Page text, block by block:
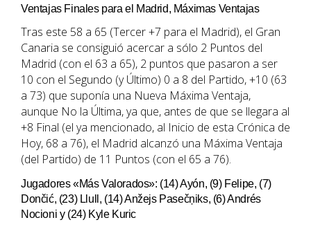
Ventajas Finales para el Madrid, Máximas Ventajas
Tras este 58 a 65 (Tercer +7 para el Madrid), el Gran
Canaria se consiguió acercar a sólo 2 Puntos del
Madrid (con el 63 a 65), 2 puntos que pasaron a ser
10 con el Segundo (y Último) 0 a 8 del Partido, +10 (63
a 73) que suponía una Nueva Máxima Ventaja,
aunque No la Última, ya que, antes de que se llegara al
+8 Final (el ya mencionado, al Inicio de esta Crónica de
Hoy, 68 a 76), el Madrid alcanzó una Máxima Ventaja
(del Partido) de 11 Puntos (con el 65 a 76).
Jugadores «Más Valorados»: (14) Ayón, (9) Felipe, (7)
Dončić, (23) Llull, (14) Anžejs Pasečņiks, (6) Andrés
Nocioni y (24) Kyle Kuric